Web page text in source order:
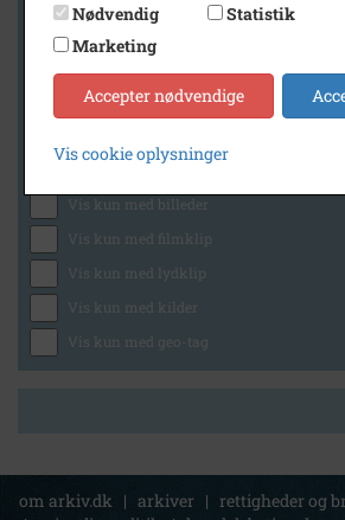
Generelt
Vis kun med billeder
Vis kun med filmklip
Vis kun med lydklip
Vis kun med kilder
Vis kun med geo-tag
om arkiv.dk | arkiver | rettigheder og
Nødvendig
Statistik
Marketing
Accepter nødvendige
Vis cookie oplysninger